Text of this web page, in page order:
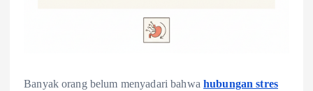
Banyak orang belum menyadari bahwahubungan stres